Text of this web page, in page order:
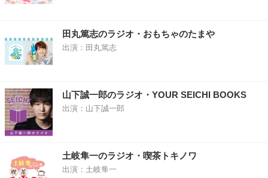
田丸篤志のラジオ・おもちゃのたまや
出演：田丸篤志
山下誠一郎のラジオ・YOUR SEICHI BOOKS
出演：山下誠一郎
土岐隼一のラジオ・喫茶トキノワ
出演：土岐隼一